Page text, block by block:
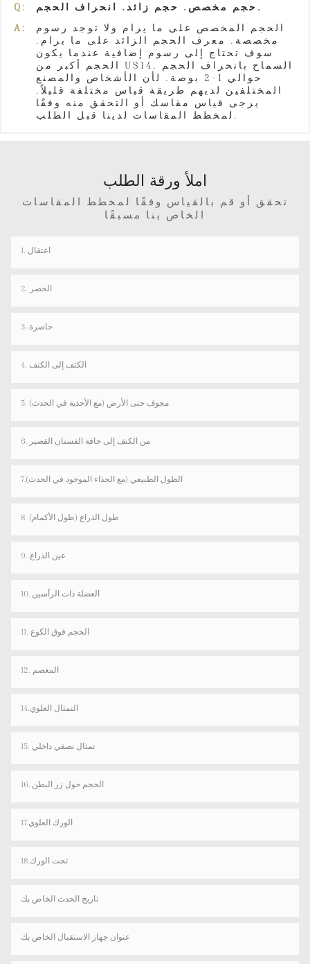
Q:
حجم مخصص. حجم زائد. انحراف الحجم.
A:
الحجم المخصص على ما يرام ولا توجد رسوم
مخصصة. معرف الحجم الزائد على ما يرام.
سوف تحتاج إلى رسوم إضافية عندما يكون
الحجم أكبر من US14. السماح بانحراف الحجم
حوالي 1-2 بوصة. لأن الأشخاص والمصنع
المختلفين لديهم طريقة قياس مختلفة قليلاً.
يرجى قياس مقاسك أو التحقق منه وفقًا
لمخطط المقاسات لدينا قبل الطلب.
املأ ورقة الطلب
تحقق أو قم بالقياس وفقًا لمخطط المقاسات
الخاص بنا مسبقًا
1. اعتقال
2. الخصر
3. خاصرة
4. الكتف إلى الكتف
5. مجوف حتى الأرض (مع الأحذية في الحدث)
6. من الكتف إلى حافة الفستان القصير
7.الطول الطبيعي (مع الحذاء الموجود في الحدث)
8. طول الذراع (طول الأكمام)
9. عين الذراع
10. العضلة ذات الرأسين
11. الحجم فوق الكوع
12. المعصم
14.التمثال العلوي
15. تمثال نصفي داخلي
16. الحجم حول زر البطن
17.الورك العلوي
18.تحت الورك
تاريخ الحدث الخاص بك
عنوان جهاز الاستقبال الخاص بك